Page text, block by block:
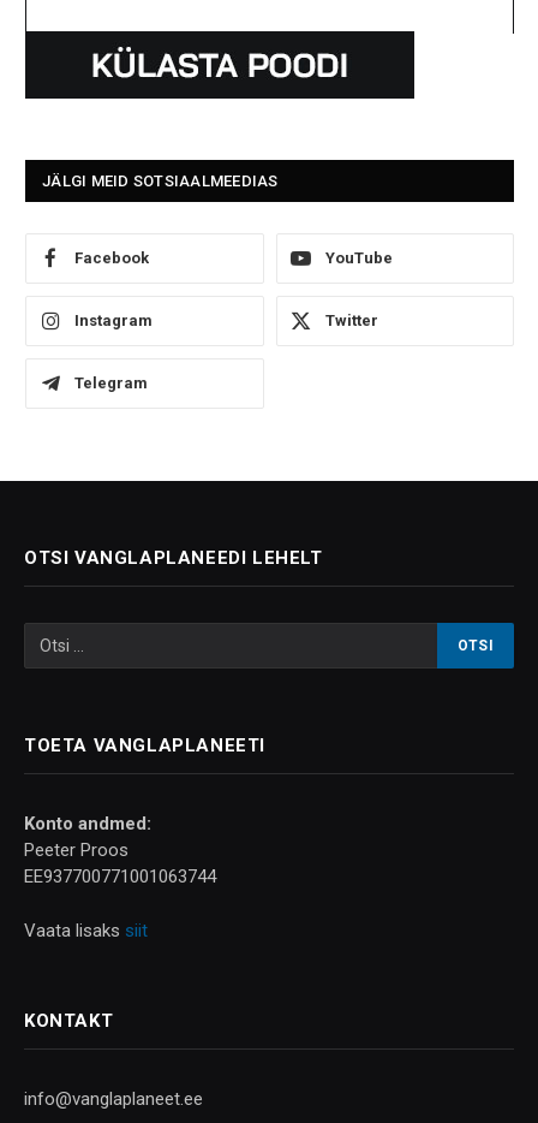
JÄLGI MEID SOTSIAALMEEDIAS
Facebook YouTube
Instagram Twitter
Telegram
OTSI VANGLAPLANEEDI LEHELT
TOETA VANGLAPLANEETI
Konto andmed:
Peeter Proos
EE937700771001063744
Vaata lisaks siit
KONTAKT
info@vanglaplaneet.ee